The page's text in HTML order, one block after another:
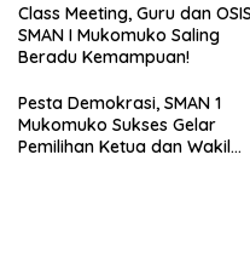
Class Meeting, Guru dan OSIS
SMAN I Mukomuko Saling
Beradu Kemampuan!
Pesta Demokrasi, SMAN 1
Mukomuko Sukses Gelar
Pemilihan Ketua dan Wakil